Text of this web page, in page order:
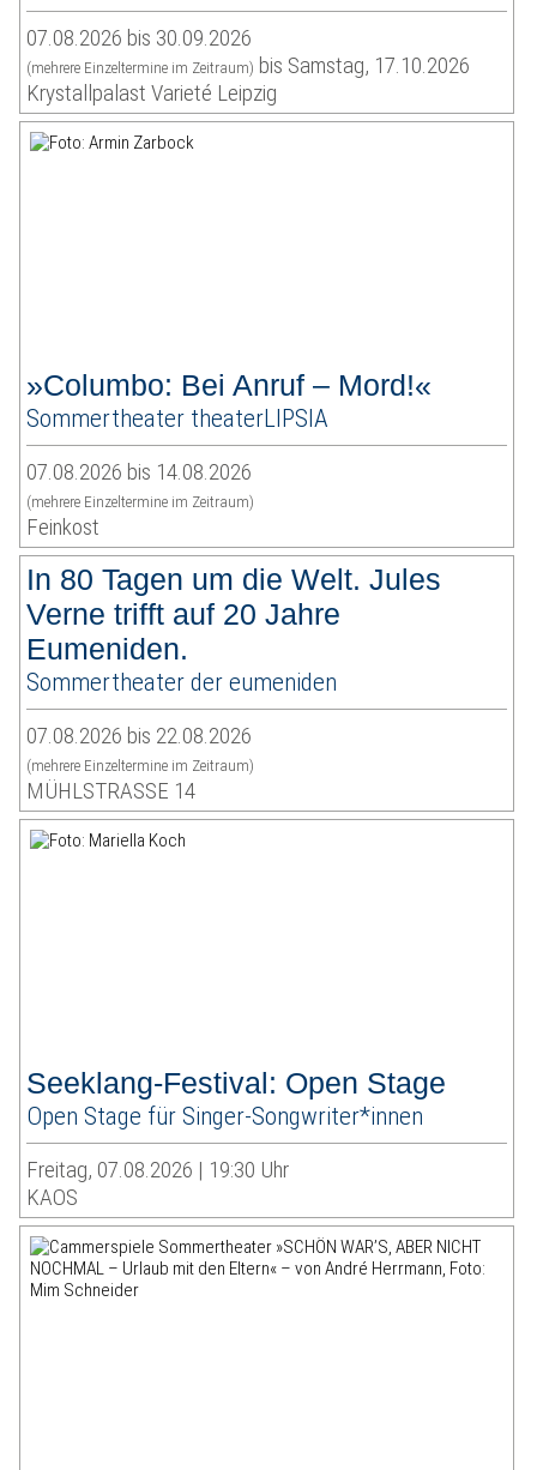
07.08.2026 bis 30.09.2026
(mehrere Einzeltermine im Zeitraum) bis Samstag, 17.10.2026
Krystallpalast Varieté Leipzig
»Columbo: Bei Anruf – Mord!«
Sommertheater theaterLIPSIA
07.08.2026 bis 14.08.2026
(mehrere Einzeltermine im Zeitraum)
Feinkost
In 80 Tagen um die Welt. Jules
Verne trifft auf 20 Jahre
Eumeniden.
Sommertheater der eumeniden
07.08.2026 bis 22.08.2026
(mehrere Einzeltermine im Zeitraum)
MÜHLSTRASSE 14
Seeklang-Festival: Open Stage
Open Stage für Singer-Songwriter*innen
Freitag, 07.08.2026 | 19:30 Uhr
KAOS